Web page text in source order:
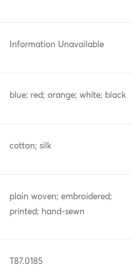
Information Unavailable
blue; red; orange; white; black
cotton; silk
plain woven; embroidered;
printed; hand-sewn
T87.0185